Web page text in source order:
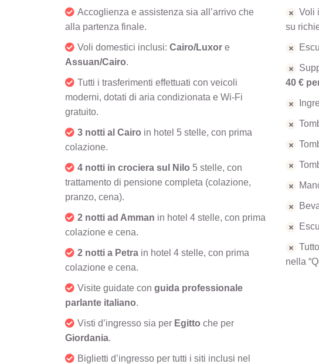
Accoglienza e assistenza sia all’arrivo che
alla partenza finale.
Voli domestici inclusi: Cairo/Luxor e
Assuan/Cairo.
Tutti i trasferimenti effettuati con veicoli
moderni, dotati di aria condizionata e Wi-Fi
gratuito.
3 notti al Cairo in hotel 5 stelle, con prima
colazione.
4 notti in crociera sul Nilo 5 stelle, con
trattamento di pensione completa (colazione,
pranzo, cena).
2 notti ad Amman in hotel 4 stelle, con prima
colazione e cena.
2 notti a Petra in hotel 4 stelle, con prima
colazione e cena.
Visite guidate con guida professionale
parlante italiano.
Visti d’ingresso sia per Egitto che per
Giordania.
Biglietti d’ingresso per tutti i siti inclusi nel
Voli
su
40 €
nella